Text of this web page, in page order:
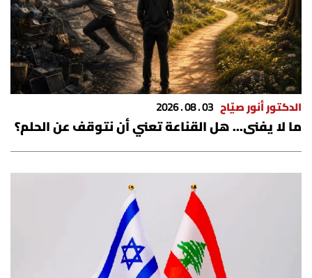
الدكتور أنور صيّاح 03 . 08 . 2026
ما لا يفنى... هل القناعة تعني أن نتوقف عن الحلم؟